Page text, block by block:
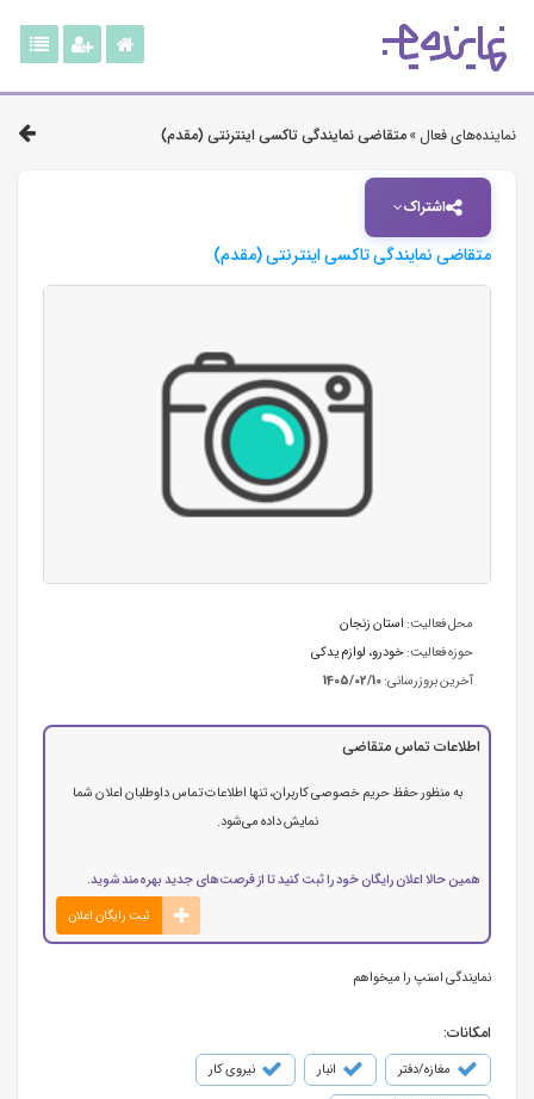
نماینده‌های فعال »متقاضی نمایندگی تاکسی اینترنتی (مقدم)
اشتراک
متقاضی نمایندگی تاکسی اینترنتی (مقدم)
محل فعالیت: استان زنجان
حوزه فعالیت:خودرو، لوازم یدکی
آخرین بروزرسانی:1405/02/10
اطلاعات تماس متقاضی
به منظور حفظ حریم خصوصی کاربران، تنها اطلاعات تماس داوطلبان اعلان شما
نمایش داده می‌شود.
همین حالا اعلان رایگان خود را ثبت کنید تا از فرصت‌های جدید بهره‌مند شوید.
ثبت رایگان اعلان
نمایندگی اسنپ را میخواهم
امکانات:
مغازه/دفتر انبار نیروی کار